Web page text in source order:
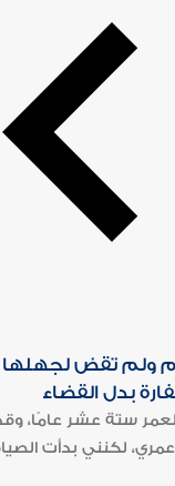
ولم تقض لجهلها
بدل القضاء
العمر ستة عشر عامًا،
لكنني بدأت